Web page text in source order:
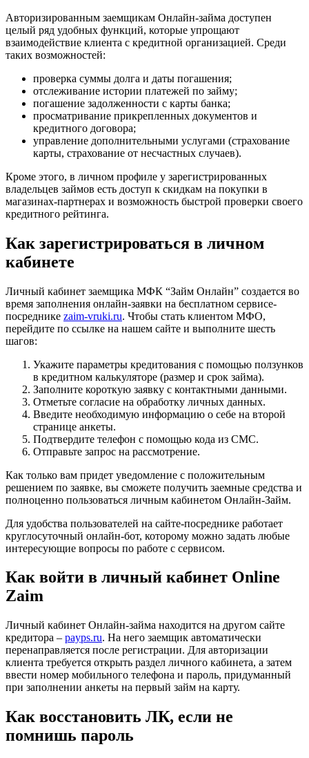
Авторизированным заемщикам Онлайн-займа доступен
целый ряд удобных функций, которые упрощают
взаимодействие клиента с кредитной организацией. Среди
таких возможностей:
проверка суммы долга и даты погашения;
отслеживание истории платежей по займу;
погашение задолженности с карты банка;
просматривание прикрепленных документов и
кредитного договора;
управление дополнительными услугами (страхование
карты, страхование от несчастных случаев).
Кроме этого, в личном профиле у зарегистрированных
владельцев займов есть доступ к скидкам на покупки в
магазинах-партнерах и возможность быстрой проверки своего
кредитного рейтинга.
Как зарегистрироваться в личном
кабинете
Личный кабинет заемщика МФК “Займ Онлайн” создается во
время заполнения онлайн-заявки на бесплатном сервисе-
посреднике zaim-vruki.ru. Чтобы стать клиентом МФО,
перейдите по ссылке на нашем сайте и выполните шесть
шагов:
Укажите параметры кредитования с помощью ползунков
в кредитном калькуляторе (размер и срок займа).
Заполните короткую заявку с контактными данными.
Отметьте согласие на обработку личных данных.
Введите необходимую информацию о себе на второй
странице анкеты.
Подтвердите телефон с помощью кода из СМС.
Отправьте запрос на рассмотрение.
Как только вам придет уведомление с положительным
решением по заявке, вы сможете получить заемные средства и
полноценно пользоваться личным кабинетом Онлайн-Займ.
Для удобства пользователей на сайте-посреднике работает
круглосуточный онлайн-бот, которому можно задать любые
интересующие вопросы по работе с сервисом.
Как войти в личный кабинет Online
Zaim
Личный кабинет Онлайн-займа находится на другом сайте
кредитора – payps.ru. На него заемщик автоматически
перенаправляется после регистрации. Для авторизации
клиента требуется открыть раздел личного кабинета, а затем
ввести номер мобильного телефона и пароль, придуманный
при заполнении анкеты на первый займ на карту.
Как восстановить ЛК, если не
помнишь пароль